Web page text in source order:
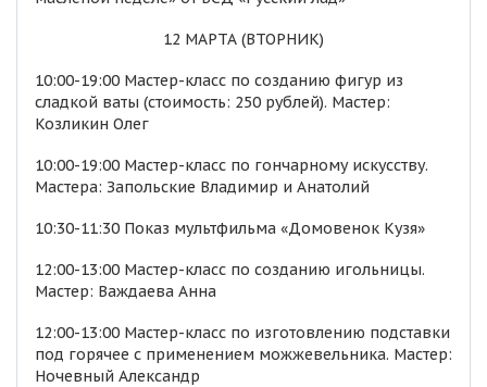
12 МАРТА (ВТОРНИК)
10:00-19:00 Мастер-класс по созданию фигур из
сладкой ваты (стоимость: 250 рублей). Мастер:
Козликин Олег
10:00-19:00 Мастер-класс по гончарному искусству.
Мастера: Запольские Владимир и Анатолий
10:30-11:30 Показ мультфильма «Домовенок Кузя»
12:00-13:00 Мастер-класс по созданию игольницы.
Мастер: Важдаева Анна
12:00-13:00 Мастер-класс по изготовлению подставки
под горячее с применением можжевельника. Мастер:
Ночевный Александр